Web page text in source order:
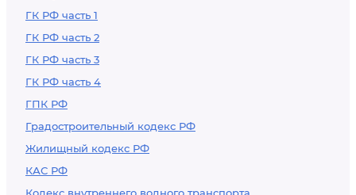
ГК РФ часть 1
ГК РФ часть 2
ГК РФ часть 3
ГК РФ часть 4
ГПК РФ
Градостроительный кодекс РФ
Жилищный кодекс РФ
КАС РФ